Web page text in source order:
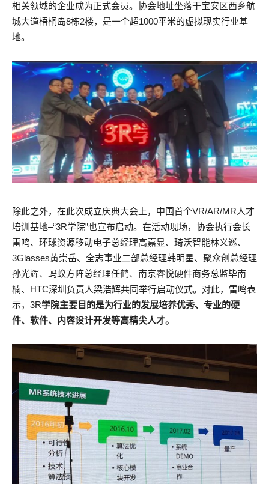
相关领域的企业成为正式会员。协会地址坐落于宝安区西乡航
城大道梧桐岛8栋2楼，是一个超1000平米的虚拟现实行业基
地。
除此之外，在此次成立庆典大会上，中国首个VR/AR/MR人才
培训基地–“3R学院”也宣布启动。在活动现场，协会执行会长
雷鸣、环球资源移动电子总经理高嘉显、琦沃智能林义巡、
3Glasses黄崇岳、全志事业二部总经理韩明星、聚众创总经理
孙光辉、蚂蚁方阵总经理任鹤、南京睿悦硬件商务总监毕南
楠、HTC深圳负责人梁浩辉共同举行启动仪式。对此，雷鸣表
示，3R学院主要目的是为行业的发展培养优秀、专业的硬
件、软件、内容设计开发等高精尖人才。